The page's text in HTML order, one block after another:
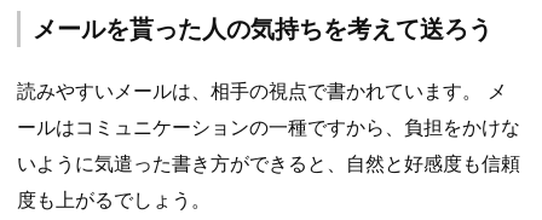
メールを貰った人の気持ちを考えて送ろう
読みやすいメールは、相手の視点で書かれています。 メ
ールはコミュニケーションの一種ですから、負担をかけな
いように気遣った書き方ができると、自然と好感度も信頼
度も上がるでしょう。